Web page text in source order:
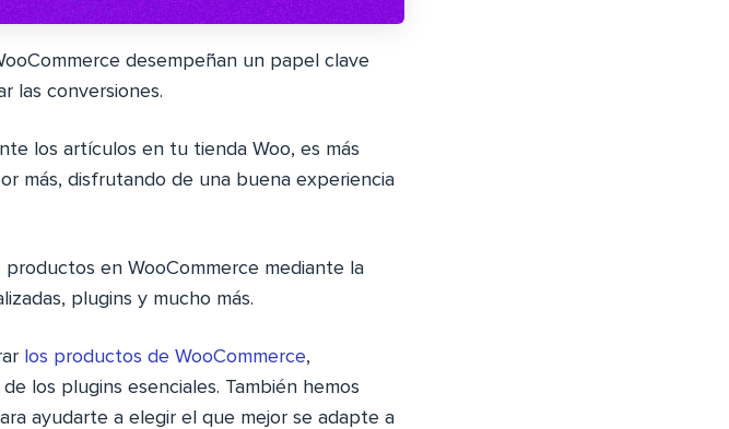
desempeñan un papel clave
las conversiones.
los artículos en tu tienda Woo, es más
más, disfrutando de una buena experiencia
en WooCommerce mediante la
plugins y mucho más.
los productos de WooCommerce,
los plugins esenciales. También hemos
ayudarte a elegir el que mejor se adapte a